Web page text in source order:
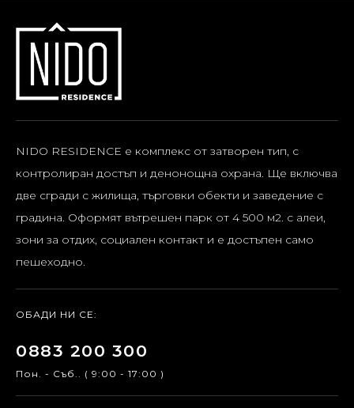
NIDO RESIDENCE е комплекс от затворен тип, с
контролиран достъп и денонощна охрана. Ще включва
две сгради с жилища, търговки обекти и заведение с
градина. Оформят вътрешен парк от 4 500 м2. с алеи,
зони за отдих, социален контакт и е достъпен само
пешеходно.
ОБАДИ НИ СЕ:
0883 200 300
Пон. - Съб.. ( 9:00 - 17:00 )